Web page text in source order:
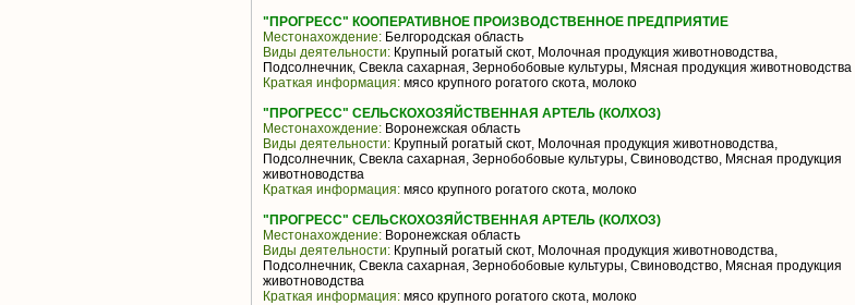
"ПРОГРЕСС" КООПЕРАТИВНОЕ ПРОИЗВОДСТВЕННОЕ ПРЕДПРИЯТИЕ
Местонахождение: Белгородская область
Виды деятельности: Крупный рогатый скот, Молочная продукция животноводства,
Подсолнечник, Свекла сахарная, Зернобобовые культуры, Мясная продукция животноводства
Краткая информация: мясо крупного рогатого скота, молоко
"ПРОГРЕСС" СЕЛЬСКОХОЗЯЙСТВЕННАЯ АРТЕЛЬ (КОЛХОЗ)
Местонахождение: Воронежская область
Виды деятельности: Крупный рогатый скот, Молочная продукция животноводства,
Подсолнечник, Свекла сахарная, Зернобобовые культуры, Свиноводство, Мясная продукция
животноводства
Краткая информация: мясо крупного рогатого скота, молоко
"ПРОГРЕСС" СЕЛЬСКОХОЗЯЙСТВЕННАЯ АРТЕЛЬ (КОЛХОЗ)
Местонахождение: Воронежская область
Виды деятельности: Крупный рогатый скот, Молочная продукция животноводства,
Подсолнечник, Свекла сахарная, Зернобобовые культуры, Свиноводство, Мясная продукция
животноводства
Краткая информация: мясо крупного рогатого скота, молоко